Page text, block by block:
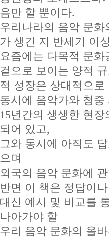
음만 할 뿐이다.
우리나라의 음악 문
가 생긴 지 반세기 이
요즘에는 다목적 문화
겉으로 보이는 양적
적 성장은 상대적으로
동시에 음악가와 청
15년간의 생생한 현
되어 있고,
그와 동시에 아직도
으며
외국의 음악 문화에
반면 이 책은 정답이
대신 예시 및 비교를
나아가야 할
우리 음악 문화의 올